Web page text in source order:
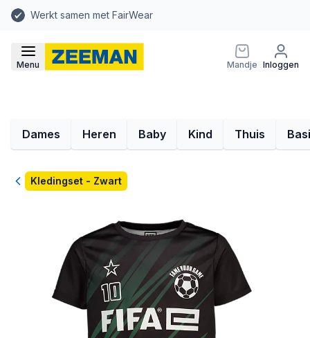
Werkt samen met FairWear
Menu Mandje Inloggen
Dames Heren Baby Kind Thuis
TerugKledingset - Zwart